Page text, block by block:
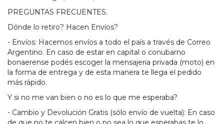
PREGUNTAS FRECUENTES.
Dónde lo retiro? Hacen Envíos?
- Envíos: Hacemos envíos a todo el país a través de Correo
Argentino. En caso de estar en capital o conubarno
bonaerense podés escoger la mensajeria privada (moto) en
la forma de entrega y de esta manera te llega el pedido
más rápido.
Y si no me van bien o no es lo que me esperaba?
- Cambio y Devolución Gratis (sólo envío de vuelta): En caso